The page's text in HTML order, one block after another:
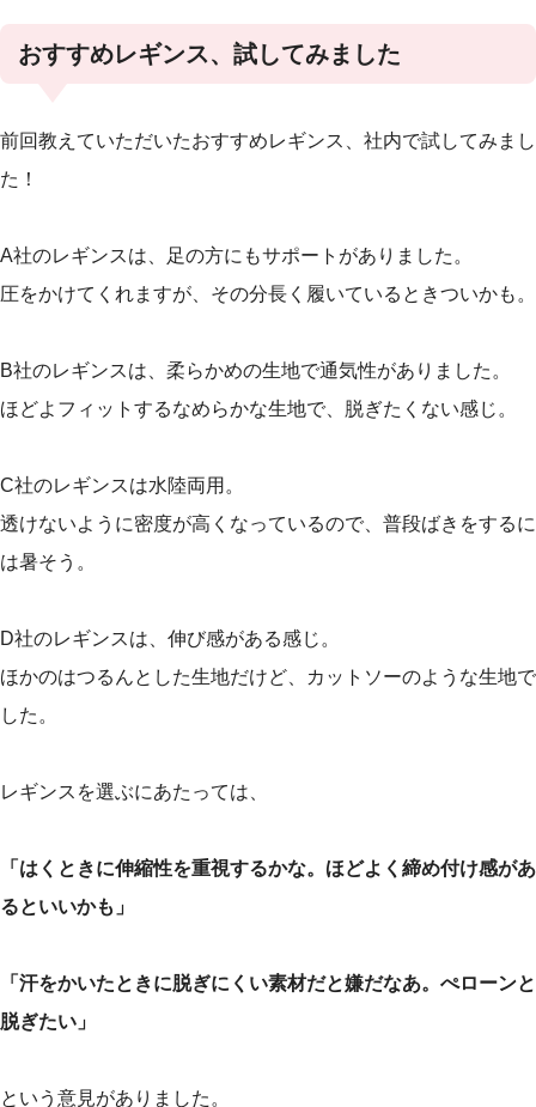
おすすめレギンス、試してみました
前回教えていただいたおすすめレギンス、社内で試してみまし
た！
A社のレギンスは、足の方にもサポートがありました。
圧をかけてくれますが、その分長く履いているときついかも。
B社のレギンスは、柔らかめの生地で通気性がありました。
ほどよフィットするなめらかな生地で、脱ぎたくない感じ。
C社のレギンスは水陸両用。
透けないように密度が高くなっているので、普段ばきをするに
は暑そう。
D社のレギンスは、伸び感がある感じ。
ほかのはつるんとした生地だけど、カットソーのような生地で
した。
レギンスを選ぶにあたっては、
「はくときに伸縮性を重視するかな。ほどよく締め付け感があ
るといいかも」
「汗をかいたときに脱ぎにくい素材だと嫌だなあ。ぺローンと
脱ぎたい」
という意見がありました。